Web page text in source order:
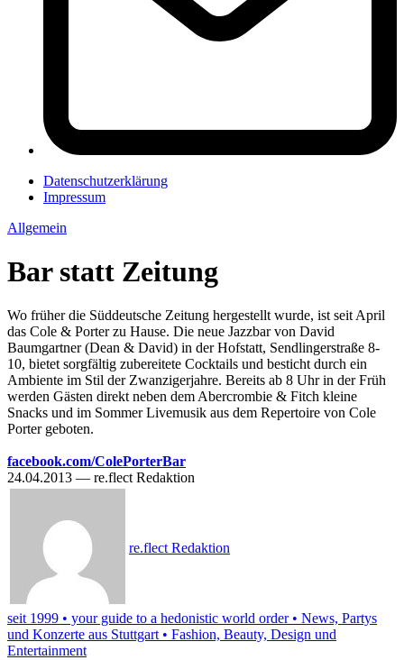
Datenschutzerklärung
Impressum
Allgemein
Bar statt Zeitung
Wo früher die Süddeutsche Zeitung hergestellt wurde, ist seit April
das Cole & Porter zu Hause. Die neue Jazzbar von David
Baumgartner (Dean & David) in der Hofstatt, Sendlingerstraße 8-
10, bietet sorgfältig zubereitete Cocktails und besticht durch ein
Ambiente im Stil der Zwanzigerjahre. Bereits ab 8 Uhr in der Früh
werden Gästen direkt neben dem Abercrombie & Fitch kleine
Snacks und im Sommer Livemusik aus dem Repertoire von Cole
Porter geboten.
facebook.com/ColePorterBar
24.04.2013 — re.flect Redaktion
re.flect Redaktion
seit 1999 • your guide to a hedonistic world order • News, Partys
und Konzerte aus Stuttgart • Fashion, Beauty, Design und
Entertainment